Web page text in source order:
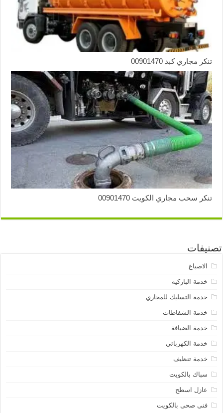
تنكر مجاري كبد 00901470
تنكر سحب مجاري الكويت 00901470
تصنيفات
الاصباغ
خدمة الباركيه
خدمة التسليك للمجاري
خدمة الشفاطات
خدمة الضيافة
خدمة الكهربائي
خدمة تنظيف
سباك بالكويت
عازل اسطح
فنى صحى بالكويت